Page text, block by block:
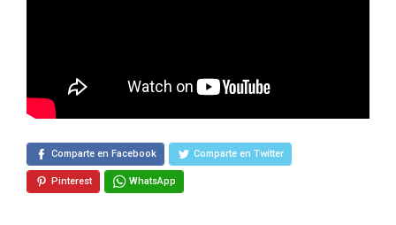
Comparte en Facebook Comparte en Twitter
Pinterest WhatsApp